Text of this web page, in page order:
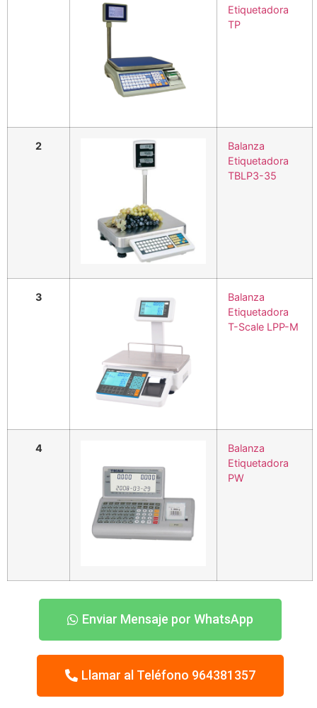
Etiquetadora
TP
2
Balanza
Etiquetadora
TBLP3-35
3
Balanza
Etiquetadora
T-Scale LPP-M
4
Balanza
Etiquetadora
PW
Enviar Mensaje por WhatsApp
Llamar al Teléfono 964381357